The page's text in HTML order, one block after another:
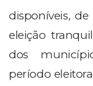
disponíveis,
eleição
dos
período